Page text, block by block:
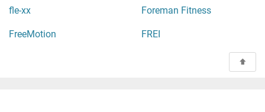
fle-xx Foreman Fitness
FreeMotion FREI